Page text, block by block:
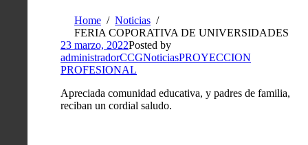
Home
Noticias
FERIA COPORATIVA DE UNIVERSIDADES
23 marzo, 2022Posted by
administradorCCGNoticiasPROYECCION
PROFESIONAL
Apreciada comunidad educativa, y padres de familia,
reciban un cordial saludo.